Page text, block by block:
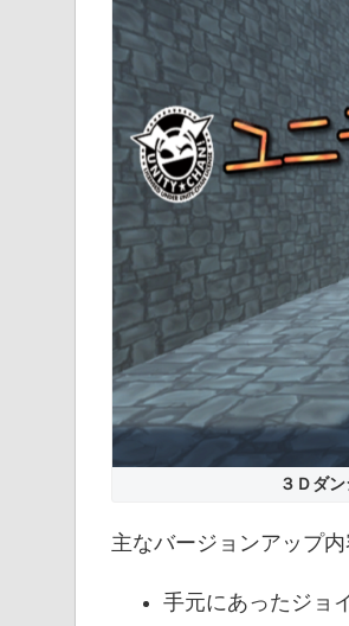
３Ｄダ
主なバージョンアップ
手元にあったジョ